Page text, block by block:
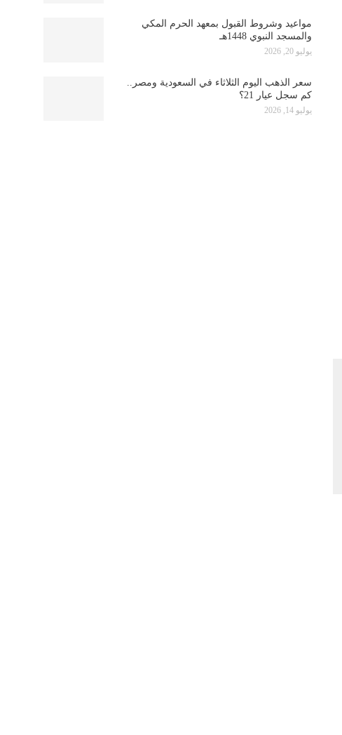
مواعيد وشروط القبول بمعهد الحرم المكي
والمسجد النبوي 1448هـ
يوليو 20, 2026
سعر الذهب اليوم الثلاثاء في السعودية ومصر..
كم سجل عيار 21؟
يوليو 14, 2026